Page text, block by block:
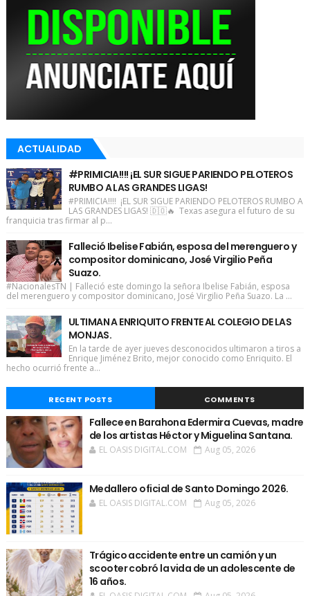
ACTUALIDAD
#PRIMICIA!!!! ¡EL SUR SIGUE PARIENDO PELOTEROS
RUMBO A LAS GRANDES LIGAS!
#PRIMICIA!!!! ¡EL SUR SIGUE PARIENDO PELOTEROS RUMBO A
LAS GRANDES LIGAS! 🇩🇴🔥 Texas asegura el futuro de su
franquicia tras firmar al p...
Falleció Ibelise Fabián, esposa del merenguero y
compositor dominicano, José Virgilio Peña
Suazo.
#NacionalesTN | Falleció este domingo la señora Ibelise Fabián, esposa
del merenguero y compositor dominicano, José Virgilio Peña Suazo. La ...
ULTIMAN A ENRIQUITO FRENTE AL COLEGIO DE LAS
MONJAS.
En la tarde de ayer jueves desconocidos ultimaron a tiros a
Enrique Jiménez Brito, mejor conocido como Enriquito. El
hecho ocurrió frente a...
RECENT POSTS COMMENTS
Fallece en Barahona Edermira Cuevas, madre
de los artistas Héctor y Miguelina Santana.
EL OASIS DIGITAL.COM Aug 05, 2026
Medallero oficial de Santo Domingo 2026.
EL OASIS DIGITAL.COM Aug 05, 2026
Trágico accidente entre un camión y un
scooter cobró la vida de un adolescente de
16 años.